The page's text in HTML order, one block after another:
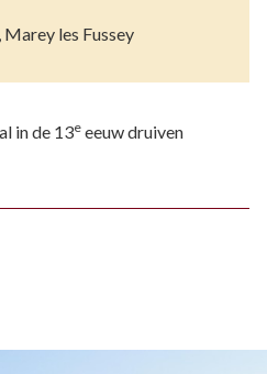
Marey les Fussey
in de 13e eeuw druiven